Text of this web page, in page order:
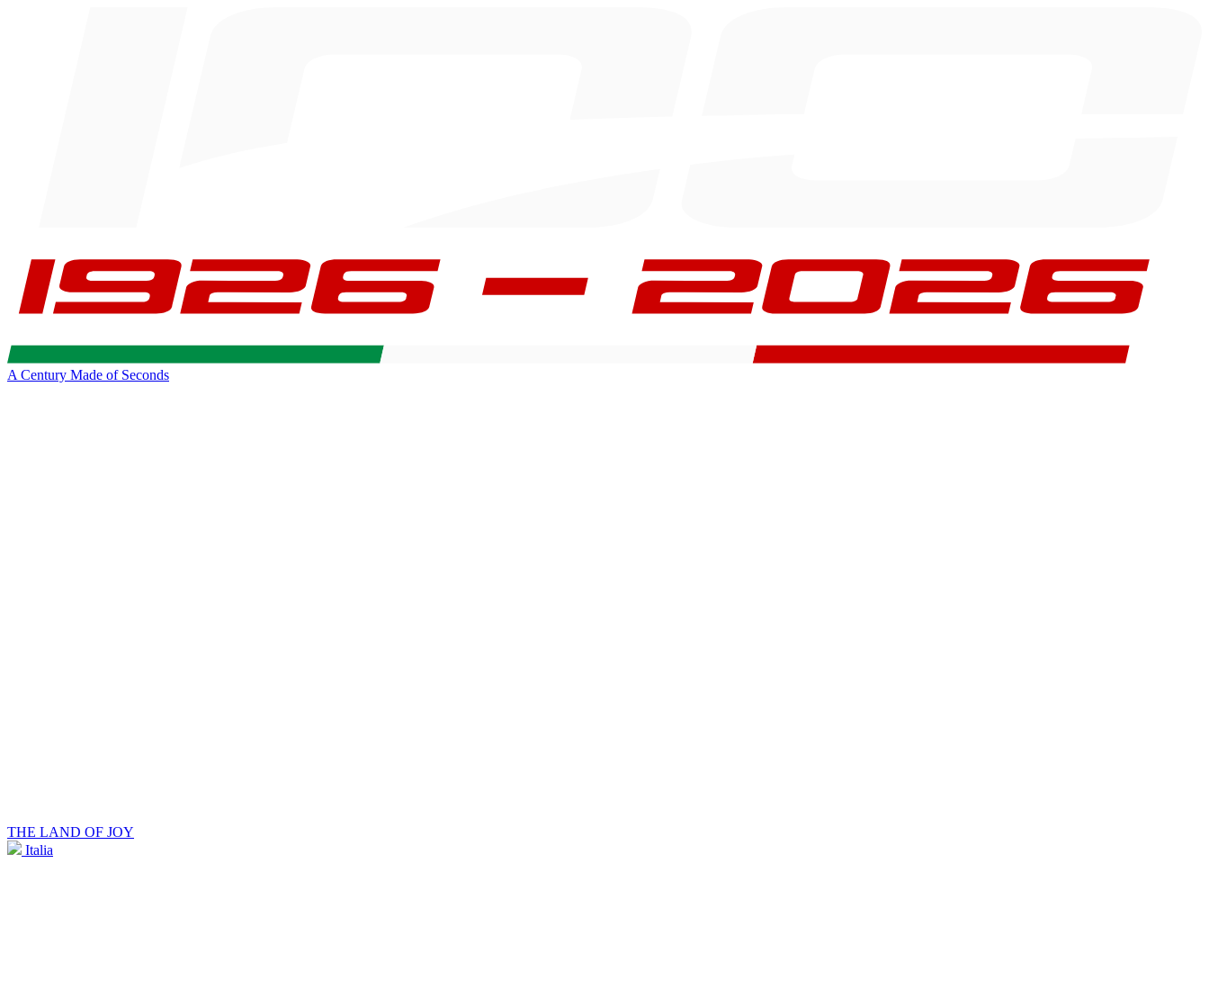
A Century Made of Seconds
THE LAND OF JOY
Italia